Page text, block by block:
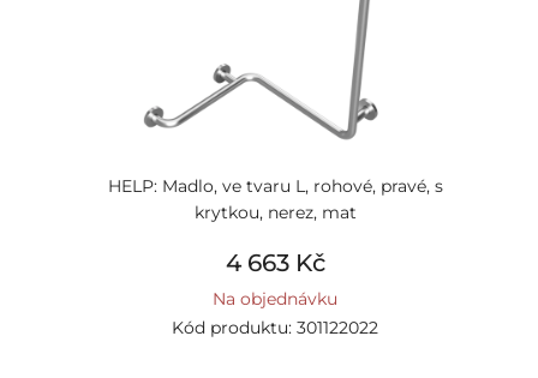
HELP: Madlo, ve tvaru L, rohové, pravé, s
krytkou, nerez, mat
4 663 Kč
Na objednávku
Kód produktu: 301122022